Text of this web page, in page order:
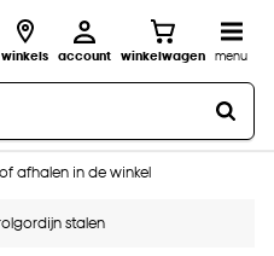
winkels account winkelwagen menu
afhalen in de winkel
en inmeten aan huis
stalen